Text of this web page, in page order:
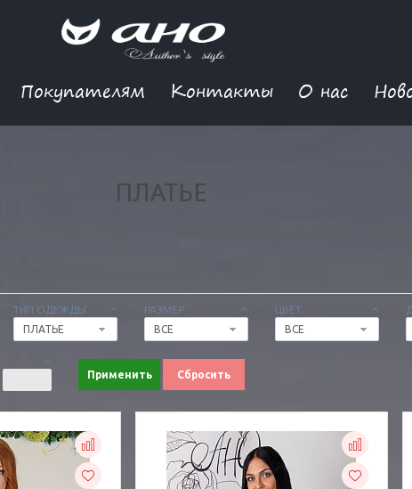
Покупателям Контакты О нас
ПЛАТЬЕ
ТИП ОДЕЖДЫ
ПЛАТЬЕ
РАЗМЕР
ВСЕ
ЦВЕТ
ВСЕ
Применить Сбросить